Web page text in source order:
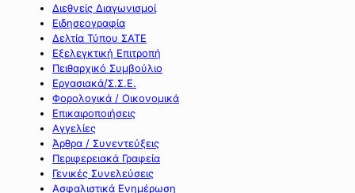
Διεθνείς Διαγωνισμοί
Ειδησεογραφία
Δελτία Τύπου ΣΑΤΕ
Εξελεγκτική Επιτροπή
Πειθαρχικό Συμβούλιο
Εργασιακά/Σ.Σ.Ε.
Φορολογικά / Οικονομικά
Επικαιροποιήσεις
Αγγελίες
Άρθρα / Συνεντεύξεις
Περιφερειακά Γραφεία
Γενικές Συνελεύσεις
Ασφαλιστικά Ενημέρωση